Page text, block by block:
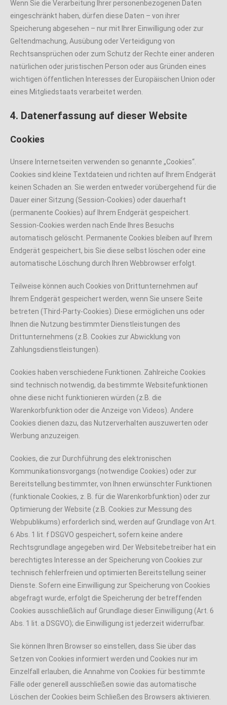
Wenn Sie die Verarbeitung Ihrer personenbezogenen Daten
eingeschränkt haben, dürfen diese Daten – von ihrer
Speicherung abgesehen – nur mit Ihrer Einwilligung oder zur
Geltendmachung, Ausübung oder Verteidigung von
Rechtsansprüchen oder zum Schutz der Rechte einer anderen
natürlichen oder juristischen Person oder aus Gründen eines
wichtigen öffentlichen Interesses der Europäischen Union oder
eines Mitgliedstaats verarbeitet werden.
4. Datenerfassung auf dieser Website
Cookies
Unsere Internetseiten verwenden so genannte „Cookies“.
Cookies sind kleine Textdateien und richten auf Ihrem Endgerät
keinen Schaden an. Sie werden entweder vorübergehend für die
Dauer einer Sitzung (Session-Cookies) oder dauerhaft
(permanente Cookies) auf Ihrem Endgerät gespeichert.
Session-Cookies werden nach Ende Ihres Besuchs
automatisch gelöscht. Permanente Cookies bleiben auf Ihrem
Endgerät gespeichert, bis Sie diese selbst löschen oder eine
automatische Löschung durch Ihren Webbrowser erfolgt.
Teilweise können auch Cookies von Drittunternehmen auf
Ihrem Endgerät gespeichert werden, wenn Sie unsere Seite
betreten (Third-Party-Cookies). Diese ermöglichen uns oder
Ihnen die Nutzung bestimmter Dienstleistungen des
Drittunternehmens (z.B. Cookies zur Abwicklung von
Zahlungsdienstleistungen).
Cookies haben verschiedene Funktionen. Zahlreiche Cookies
sind technisch notwendig, da bestimmte Websitefunktionen
ohne diese nicht funktionieren würden (z.B. die
Warenkorbfunktion oder die Anzeige von Videos). Andere
Cookies dienen dazu, das Nutzerverhalten auszuwerten oder
Werbung anzuzeigen.
Cookies, die zur Durchführung des elektronischen
Kommunikationsvorgangs (notwendige Cookies) oder zur
Bereitstellung bestimmter, von Ihnen erwünschter Funktionen
(funktionale Cookies, z. B. für die Warenkorbfunktion) oder zur
Optimierung der Website (z.B. Cookies zur Messung des
Webpublikums) erforderlich sind, werden auf Grundlage von Art.
6 Abs. 1 lit. f DSGVO gespeichert, sofern keine andere
Rechtsgrundlage angegeben wird. Der Websitebetreiber hat ein
berechtigtes Interesse an der Speicherung von Cookies zur
technisch fehlerfreien und optimierten Bereitstellung seiner
Dienste. Sofern eine Einwilligung zur Speicherung von Cookies
abgefragt wurde, erfolgt die Speicherung der betreffenden
Cookies ausschließlich auf Grundlage dieser Einwilligung (Art. 6
Abs. 1 lit. a DSGVO); die Einwilligung ist jederzeit widerrufbar.
Sie können Ihren Browser so einstellen, dass Sie über das
Setzen von Cookies informiert werden und Cookies nur im
Einzelfall erlauben, die Annahme von Cookies für bestimmte
Fälle oder generell ausschließen sowie das automatische
Löschen der Cookies beim Schließen des Browsers aktivieren.